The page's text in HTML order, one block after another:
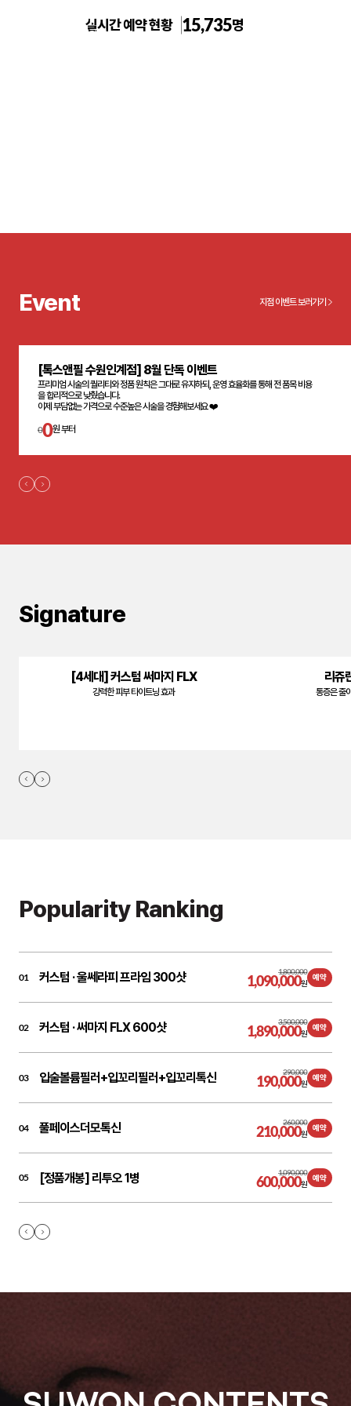
톡스앤필의원 수원인계점
실시간 예약 현황 15,735명
Event 지점 이벤트 보러가기
[톡스앤필 수원인계점] 8월 단독 이벤트
프리미엄 시술의 퀄리티와 정품 원칙은 그대로 유지하되, 운영 효율화를 통해 전 품목 비용
을 합리적으로 낮췄습니다.
이제 부담없는 가격으로 수준높은 시술을 경험해보세요 ❤️
00원 부터
Signature
[4세대] 커스텀 써마지 FLX
강력한 피부 타이트닝 효과
리쥬
통증은 줄
Popularity Ranking
01 커스텀 ·울쎄라피 프라임 300샷 1,800,000
1,090,000원
예약
02 커스텀 ·써마지 FLX 600샷 3,500,000
1,890,000원
예약
03 입술볼륨필러+입꼬리필러+입꼬리톡신 290,000
190,000원
예약
04 풀페이스더모톡신 260,000
210,000원
예약
05 [정품개봉] 리투오 1병 1,090,000
600,000원
예약